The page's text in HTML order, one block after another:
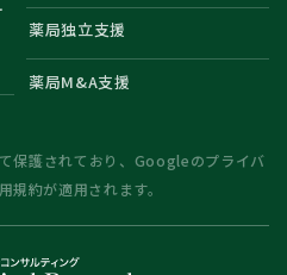
薬局独立支援
薬局M&A支援
保護されており、Googleのプライバ
規約が適用されます。